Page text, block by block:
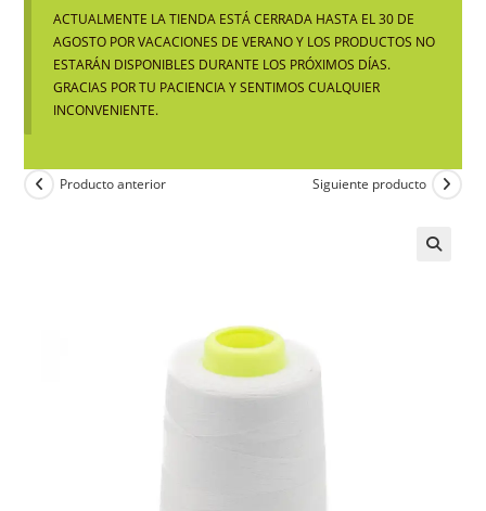
ACTUALMENTE LA TIENDA ESTÁ CERRADA HASTA EL 30 DE
AGOSTO POR VACACIONES DE VERANO Y LOS PRODUCTOS NO
ESTARÁN DISPONIBLES DURANTE LOS PRÓXIMOS DÍAS.
GRACIAS POR TU PACIENCIA Y SENTIMOS CUALQUIER
INCONVENIENTE.
Producto anterior Siguiente producto